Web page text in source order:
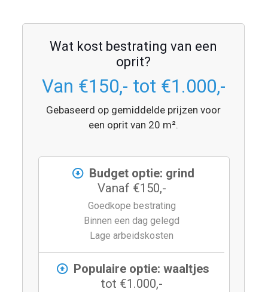
Wat kost bestrating van een
oprit?
Van €150,- tot €1.000,-
Gebaseerd op gemiddelde prijzen voor
een oprit van 20 m².
Budget optie: grind
Vanaf €150,-
Goedkope bestrating
Binnen een dag gelegd
Lage arbeidskosten
Populaire optie: waaltjes
tot €1.000,-